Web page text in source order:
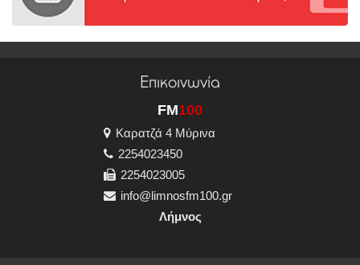
Επικοινωνία
FM100
Καρατζά 4 Μύρινα
2254023450
2254023005
info@limnosfm100.gr
Λήμνος